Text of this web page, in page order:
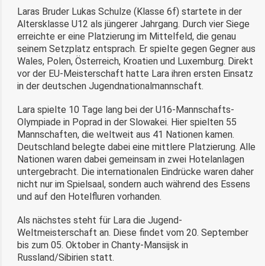
Laras Bruder Lukas Schulze (Klasse 6f) startete in der
Altersklasse U12 als jüngerer Jahrgang. Durch vier Siege
erreichte er eine Platzierung im Mittelfeld, die genau
seinem Setzplatz entsprach. Er spielte gegen Gegner aus
Wales, Polen, Österreich, Kroatien und Luxemburg. Direkt
vor der EU-Meisterschaft hatte Lara ihren ersten Einsatz
in der deutschen Jugendnationalmannschaft.
Lara spielte 10 Tage lang bei der U16-Mannschafts-
Olympiade in Poprad in der Slowakei. Hier spielten 55
Mannschaften, die weltweit aus 41 Nationen kamen.
Deutschland belegte dabei eine mittlere Platzierung. Alle
Nationen waren dabei gemeinsam in zwei Hotelanlagen
untergebracht. Die internationalen Eindrücke waren daher
nicht nur im Spielsaal, sondern auch während des Essens
und auf den Hotelfluren vorhanden.
Als nächstes steht für Lara die Jugend-
Weltmeisterschaft an. Diese findet vom 20. September
bis zum 05. Oktober in Chanty-Mansijsk in
Russland/Sibirien statt.